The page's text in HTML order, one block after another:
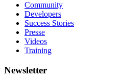
Community
Developers
Success Stories
Presse
Videos
Training
Newsletter